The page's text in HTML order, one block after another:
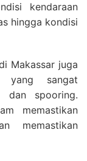
kendaraan
hingga kondisi
Makassar juga
yang sangat
dan spooring.
memastikan
memastikan